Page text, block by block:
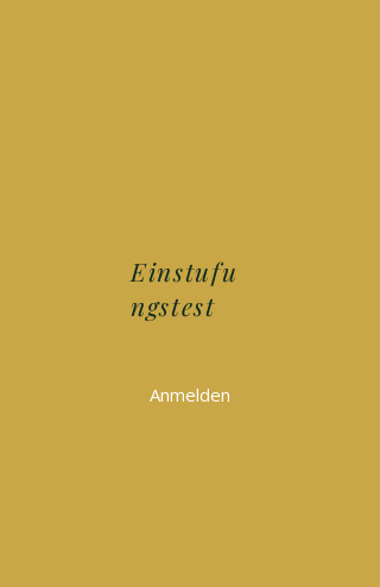
Einstufu
ngstest
Anmelden